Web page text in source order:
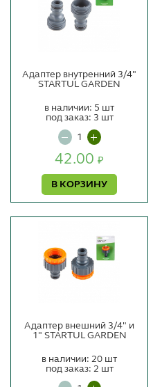
Адаптер внутренний 3/4"
STARTUL GARDEN
42.00 ₽
В КОРЗИНУ
в наличии: 5 шт
под заказ: 3 шт
Адаптер внешний 3/4" и
1" STARTUL GARDEN
в наличии: 20 шт
под заказ: 2 шт